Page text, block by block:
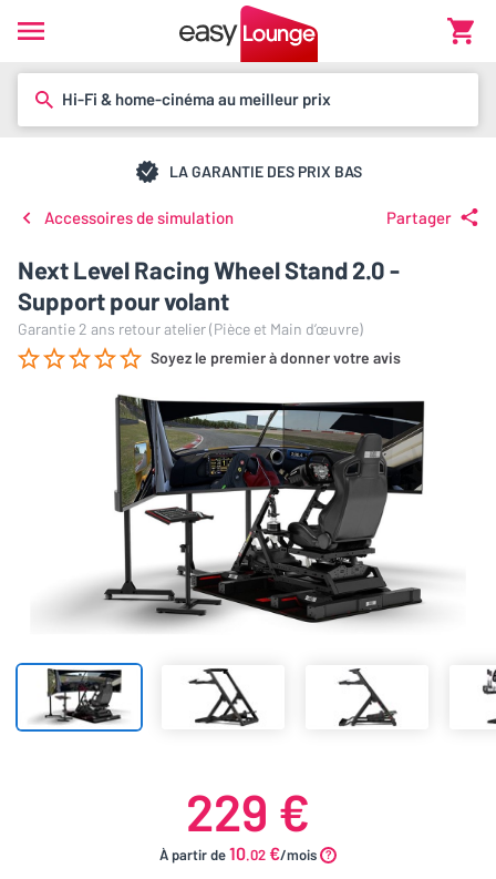
Hi-Fi & home-cinéma au meilleur prix
LA GARANTIE DES PRIX BAS
Accessoires de simulation Partager
Next Level Racing Wheel Stand 2.0 -
Support pour volant
Garantie 2 ans retour atelier (Pièce et Main d’œuvre)
Soyez le premier à donner votre avis
229 €
À partir de10.02 €/mois